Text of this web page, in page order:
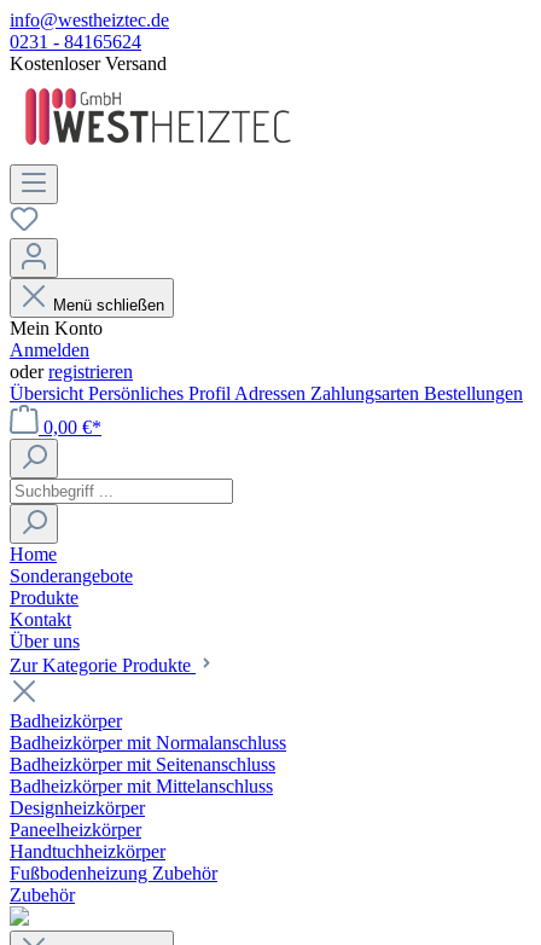
info@westheiztec.de
0231 - 84165624
Kostenloser Versand
Menü schließen
Mein Konto
Anmelden
oderregistrieren
Übersicht Persönliches Profil Adressen Zahlungsarten Bestellungen
0,00 €*
Home
Sonderangebote
Produkte
Kontakt
Über uns
Zur Kategorie Produkte
Badheizkörper
Badheizkörper mit Normalanschluss
Badheizkörper mit Seitenanschluss
Badheizkörper mit Mittelanschluss
Designheizkörper
Paneelheizkörper
Handtuchheizkörper
Fußbodenheizung Zubehör
Zubehör